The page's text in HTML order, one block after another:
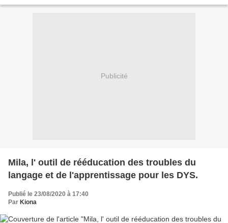
Publicité
Mila, l' outil de rééducation des troubles du
langage et de l'apprentissage pour les DYS.
Publié le 23/08/2020 à 17:40
Par Kiona